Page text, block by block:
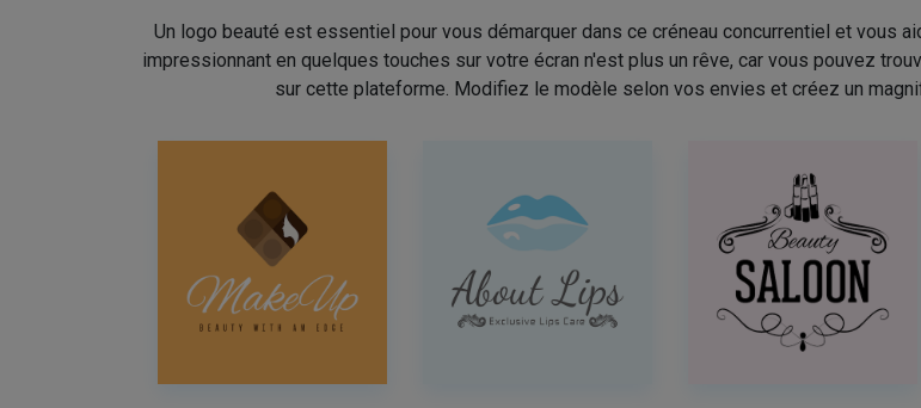
Un logo beauté est essentiel pour vous démarquer dans ce créneau concurrentiel et vous
impressionnant en quelques touches sur votre écran n'est plus un rêve, car vous pouvez
sur cette plateforme. Modifiez le modèle selon vos envies et créez un